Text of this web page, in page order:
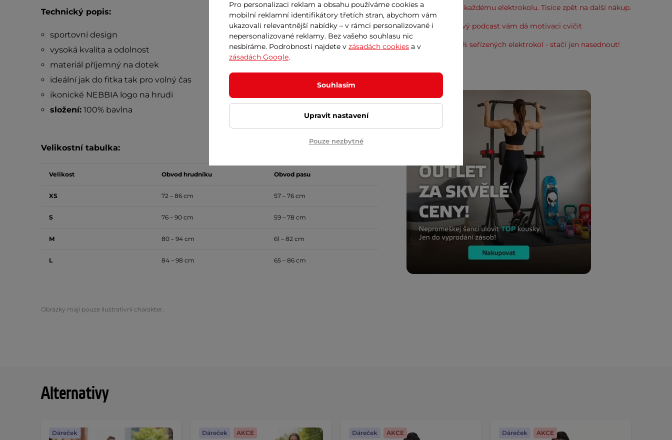
Alternativy
Dáreček Dáreček AKCE Dáreček
AKCE
Dáreček
AKCE
Technický popis:
sportovní design
vysoká kvalita a odolnost
materiál příjemný na dotek
ideální jak do fitka tak pro volný čas
ikonické NEBBIA logo na hrudi
složení:100% bavlna
Velikostní tabulka:
Velikost Obvod hrudníku Obvod pasu
XS 72 – 86 cm 57 – 76 cm
S 76 – 90 cm 59 – 78 cm
M 80 – 94 cm 61 – 82 cm
L 84 – 98 cm 65 – 86 cm
Obrázky mají pouze ilustrativní charakter.
Cashback ke každému elektrokolu. Tisíce zpět na další nákup.
Po hlavě: Nový podcast vám dá motivaci cvičit
Doprava 100% seřízených elektrokol - stačí jen nasednout!
Pro personalizaci reklam a obsahu používáme cookies a
mobilní reklamní identifikátory třetích stran, abychom vám
ukazovali relevantnější nabídky – v rámci personalizované i
nepersonalizované reklamy. Bez vašeho souhlasu nic
nesbíráme. Podrobnosti najdete v zásadách cookies a v
zásadách Google.
Souhlasím
Upravit nastavení
Pouze nezbytné